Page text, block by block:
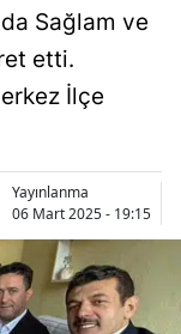
Sağlam ve
etti.
İlçe
Yayınlanma
06 Mart 2025 - 19:15